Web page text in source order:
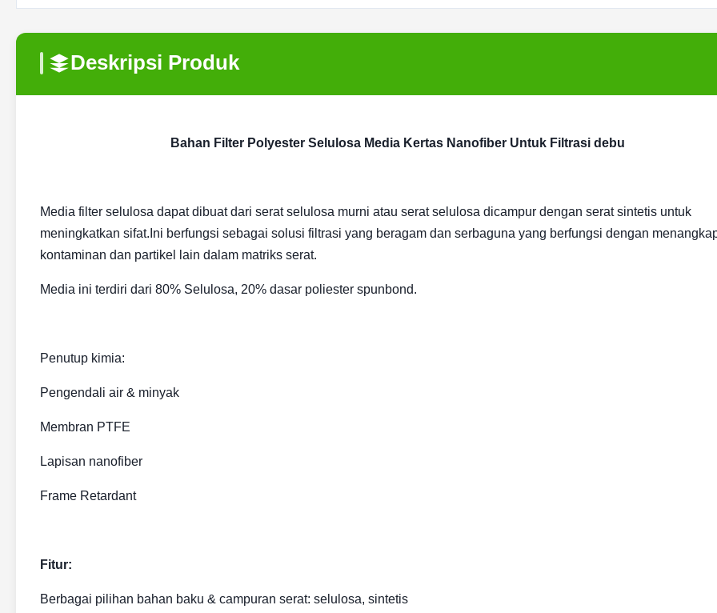
Deskripsi Produk
Bahan Filter Polyester Selulosa Media Kertas Nanofiber Untuk Filtrasi debu
Media filter selulosa dapat dibuat dari serat selulosa murni atau serat selulosa dicampur dengan serat sintetis untuk
meningkatkan sifat.Ini berfungsi sebagai solusi filtrasi yang beragam dan serbaguna yang berfungsi dengan
kontaminan dan partikel lain dalam matriks serat.
Media ini terdiri dari 80% Selulosa, 20% dasar poliester spunbond.
Penutup kimia:
Pengendali air & minyak
Membran PTFE
Lapisan nanofiber
Frame Retardant
Fitur:
Berbagai pilihan bahan baku & campuran serat: selulosa, sintetis